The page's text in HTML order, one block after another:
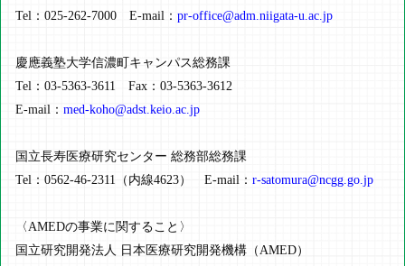
Tel：025-262-7000 E-mail： pr-office@adm.niigata-u.ac.jp
慶應義塾大学信濃町キャンパス総務課
Tel：03-5363-3611 Fax：03-5363-3612
E-mail： med-koho@adst.keio.ac.jp
国立長寿医療研究センター 総務部総務課
Tel：0562-46-2311（内線4623） E-mail： r-satomura@ncgg.go.jp
〈AMEDの事業に関すること〉
国立研究開発法人 日本医療研究開発機構（AMED）